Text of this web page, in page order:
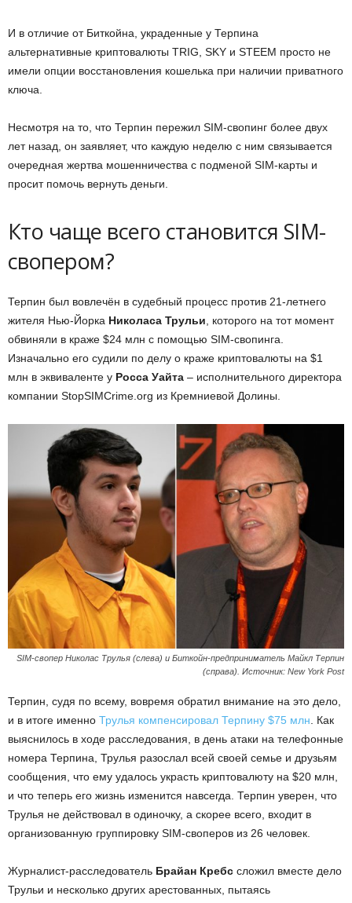
И в отличие от Биткойна, украденные у Терпина
альтернативные криптовалюты TRIG, SKY и STEEM просто не
имели опции восстановления кошелька при наличии приватного
ключа.
Несмотря на то, что Терпин пережил SIM-свопинг более двух
лет назад, он заявляет, что каждую неделю с ним связывается
очередная жертва мошенничества с подменой SIM-карты и
просит помочь вернуть деньги.
Кто чаще всего становится SIM-
свопером?
Терпин был вовлечён в судебный процесс против 21-летнего
жителя Нью-Йорка Николаса Трульи , которого на тот момент
обвиняли в краже $24 млн с помощью SIM-свопинга.
Изначально его судили по делу о краже криптовалюты на $1
млн в эквиваленте у Росса Уайта – исполнительного директора
компании StopSIMCrime.org из Кремниевой Долины.
SIM-свопер Николас Трулья (слева) и Биткойн-предприниматель Майкл Терпин
(справа). Источник: New York Post
Терпин, судя по всему, вовремя обратил внимание на это дело,
и в итоге именно Трулья компенсировал Терпину $75 млн . Как
выяснилось в ходе расследования, в день атаки на телефонные
номера Терпина, Трулья разослал всей своей семье и друзьям
сообщения, что ему удалось украсть криптовалюту на $20 млн,
и что теперь его жизнь изменится навсегда. Терпин уверен, что
Трулья не действовал в одиночку, а скорее всего, входит в
организованную группировку SIM-своперов из 26 человек.
Журналист-расследователь Брайан Кребс сложил вместе дело
Трульи и несколько других арестованных, пытаясь